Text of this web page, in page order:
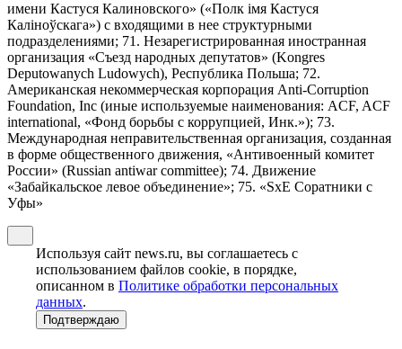
имени Кастуся Калиновского» («Полк iмя Кастуся
Калiноўскага») с входящими в нее структурными
подразделениями; 71. Незарегистрированная иностранная
организация «Съезд народных депутатов» (Kongres
Deputowanych Ludowych), Республика Польша; 72.
Американская некоммерческая корпорация Anti-Corruption
Foundation, Inc (иные используемые наименования: ACF, ACF
international, «Фонд борьбы с коррупцией, Инк.»); 73.
Международная неправительственная организация, созданная
в форме общественного движения, «Антивоенный комитет
России» (Russian antiwar committee); 74. Движение
«Забайкальское левое объединение»; 75. «SxE Соратники с
Уфы»
Используя сайт news.ru, вы соглашаетесь с
использованием файлов cookie, в порядке,
описанном в Политике обработки персональных
данных.
Подтверждаю